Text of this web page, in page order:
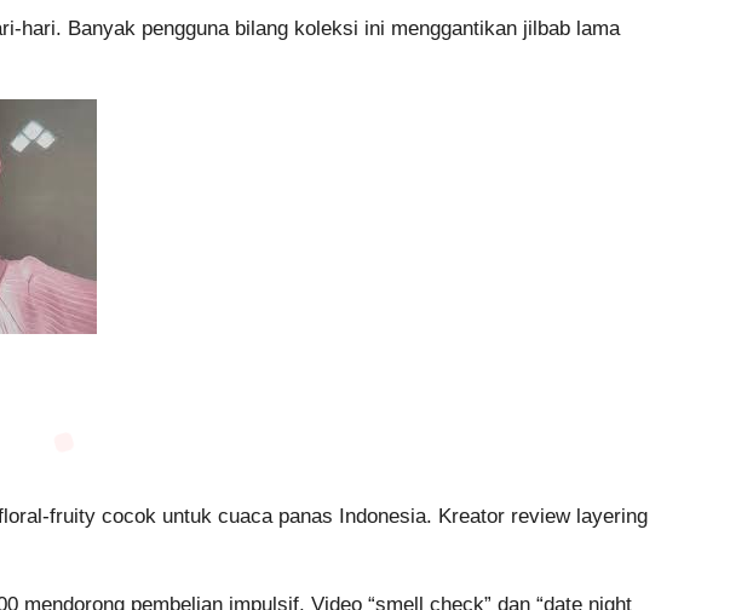
hari. Banyak pengguna bilang koleksi ini menggantikan jilbab lama
fruity cocok untuk cuaca panas Indonesia. Kreator review layering
mendorong pembelian impulsif. Video “smell check” dan “date night